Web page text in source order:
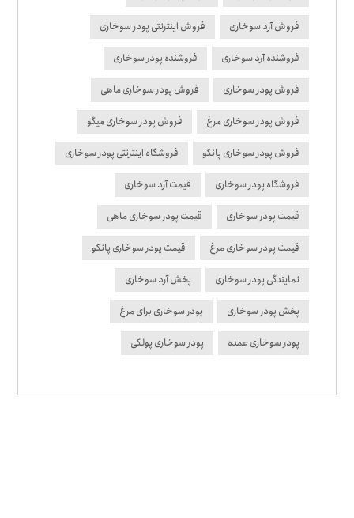
فروش آرد سوخاری فروش اینترنتی پودر سوخاری
فروشنده آرد سوخاری فروشنده پودر سوخاری
فروش پودر سوخاری فروش پودر سوخاری ماهی
فروش پودر سوخاری مرغ فروش پودر سوخاری میگو
فروش پودر سوخاری پانکو فروشگاه اینترنتی پودر سوخاری
فروشگاه پودر سوخاری قیمت آرد سوخاری
قیمت پودر سوخاری قیمت پودر سوخاری ماهی
قیمت پودر سوخاری مرغ قیمت پودر سوخاری پانکو
نمایندگی پودر سوخاری پخش آرد سوخاری
پخش پودر سوخاری پودر سوخاری برای مرغ
پودر سوخاری عمده پودر سوخاری پولکی